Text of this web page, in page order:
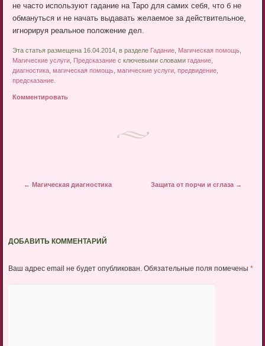
не часто используют гадание на Таро для самих себя, что б не
обмануться и не начать выдавать желаемое за действительное,
игнорируя реальное положение дел.
Эта статья размещена 16.04.2014, в разделе Гадание Магическая помощь
Магические услуги Предсказание с ключевыми словамигадание
диагностика ,магическая помощь ,магические услуги ,предвидение
предсказание
Комментировать
Post navigation
← Магическая диагностика Защита от порчи и сглаза →
ДОБАВИТЬ КОММЕНТАРИЙ
Ваш адрес email не будет опубликован. Обязательные поля помечены *